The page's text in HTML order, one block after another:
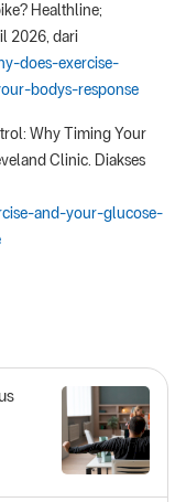
Healthline;
2026, dari
does-exercise-
bodys-response
Why Timing Your
Clinic. Diakses
and-your-glucose-